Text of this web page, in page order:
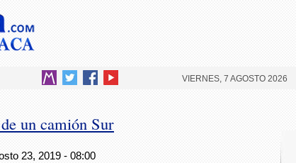
VIERNES, 7 AGOSTO 2026
un camión Sur
23, 2019 - 08:00